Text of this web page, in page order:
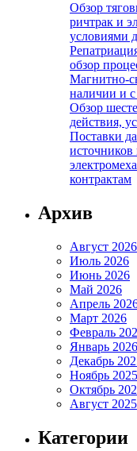
Обзор
ричтрак и
условиями
обзор
Магнитно-
наличии и с
Обзор
действия,
Поставки
источников
контрактам
Архив
Август 2026
Июль 2026
Июнь 2026
Май 2026
Апрель
Март 2026
Февраль
Январь 2026
Декабрь
Ноябрь 2025
Октябрь
Август 2025
Категории